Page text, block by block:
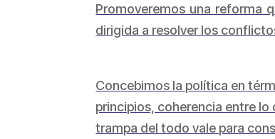
Promoveremos una reforma
dirigida a resolver los
Concebimos la política en
principios, coherencia entre lo
trampa del todo vale para